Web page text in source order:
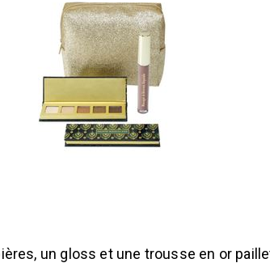
un gloss et une trousse en or